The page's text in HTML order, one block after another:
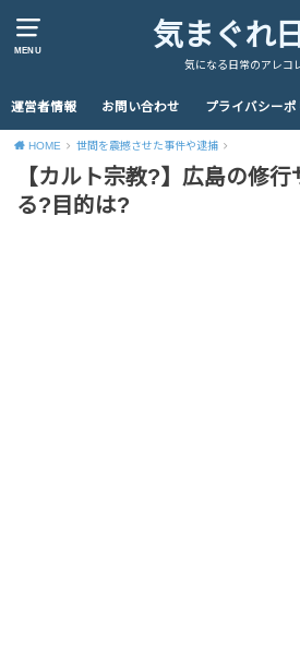
MENU 気まぐれ
気になる日常のアレコ
運営者情報 お問い合わせ プライバシーポ
HOME 世間を震撼させた事件や逮捕
【カルト宗教?】広島の修
る?目的は?